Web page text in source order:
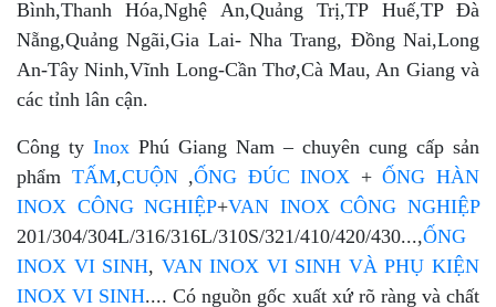
Bình,Thanh Hóa,Nghệ An,Quảng Trị,TP Huế,TP Đà
Nẵng,Quảng Ngãi,Gia Lai- Nha Trang, Đồng Nai,Long
An-Tây Ninh,Vĩnh Long-Cần Thơ,Cà Mau, An Giang và
các tỉnh lân cận.
Công ty Inox Phú Giang Nam – chuyên cung cấp sản
phẩm TẤM,CUỘN ,ỐNG ĐÚC INOX +ỐNG HÀN
INOX CÔNG NGHIỆP+VAN INOX CÔNG NGHIỆP
201/304/304L/316/316L/310S/321/410/420/430...,ỐNG
INOX VI SINH, VAN INOX VI SINH VÀ PHỤ KIỆN
INOX VI SINH.... Có nguồn gốc xuất xứ rõ ràng và chất